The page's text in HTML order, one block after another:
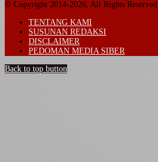
© Copyright 2014-2026, All Rights Reserved
TENTANG KAMI
SUSUNAN REDAKSI
DISCLAIMER
PEDOMAN MEDIA SIBER
Back to top button